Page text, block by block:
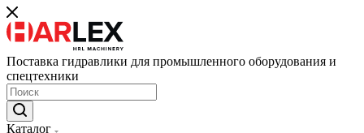
Поставка гидравлики для промышленного оборудования и
спецтехники
Каталог